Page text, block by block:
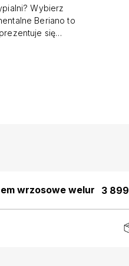
Wybierz
Beriano to
się
odwracania
wrzosowe welur 3 899